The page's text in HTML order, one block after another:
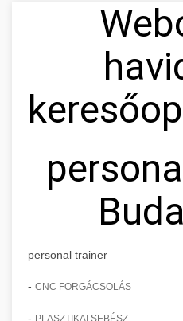
personal trainer
- CNC FORGÁCSOLÁS
- PLASZTIKAI SEBÉSZ